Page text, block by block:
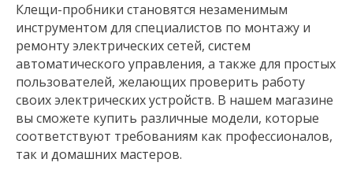
Клещи-пробники становятся незаменимым
инструментом для специалистов по монтажу и
ремонту электрических сетей, систем
автоматического управления, а также для простых
пользователей, желающих проверить работу
своих электрических устройств. В нашем магазине
вы сможете купить различные модели, которые
соответствуют требованиям как профессионалов,
так и домашних мастеров.